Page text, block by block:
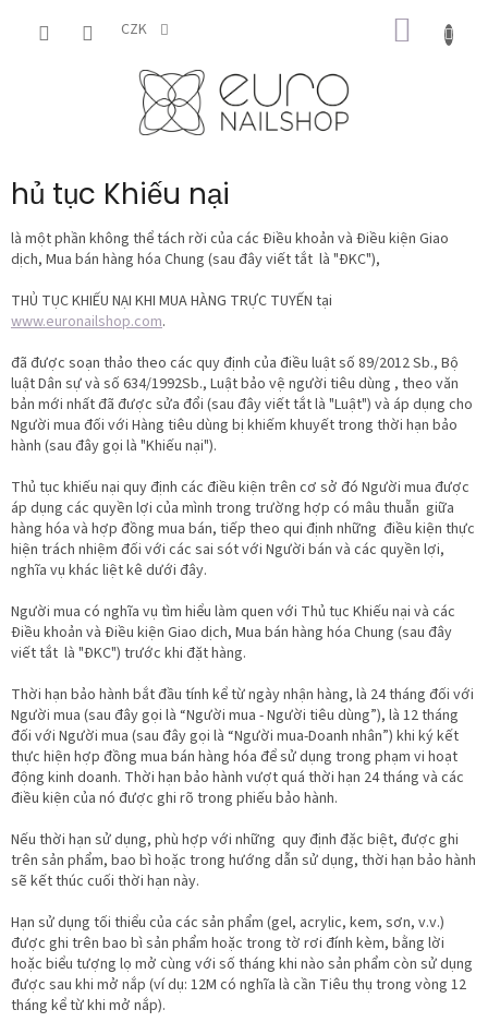
CZK
GIỎ
HÀNG
hủ tục Khiếu nại
là một phần không thể tách rời của các Điều khoản và Điều kiện Giao
dịch, Mua bán hàng hóa Chung (sau đây viết tắt là "ĐKC"),
THỦ TỤC KHIẾU NẠI KHI MUA HÀNG TRỰC TUYẾN tại
www.euronailshop.com.
đã được soạn thảo theo các quy định của điều luật số 89/2012 Sb., Bộ
luật Dân sự và số 634/1992Sb., Luật bảo vệ người tiêu dùng , theo văn
bản mới nhất đã được sửa đổi (sau đây viết tắt là "Luật") và áp dụng cho
Người mua đối với Hàng tiêu dùng bị khiếm khuyết trong thời hạn bảo
hành (sau đây gọi là "Khiếu nại").
Thủ tục khiếu nại quy định các điều kiện trên cơ sở đó Người mua được
áp dụng các quyền lợi của mình trong trường hợp có mâu thuẵn giữa
hàng hóa và hợp đồng mua bán, tiếp theo qui định những điều kiện thực
hiện trách nhiệm đối với các sai sót với Người bán và các quyền lợi,
nghĩa vụ khác liệt kê dưới đây.
Người mua có nghĩa vụ tìm hiểu làm quen với Thủ tục Khiếu nại và các
Điều khoản và Điều kiện Giao dịch, Mua bán hàng hóa Chung (sau đây
viết tắt là "ĐKC") trước khi đặt hàng.
Thời hạn bảo hành bắt đầu tính kể từ ngày nhận hàng, là 24 tháng đối với
Người mua (sau đây gọi là “Người mua - Người tiêu dùng”), là 12 tháng
đối với Người mua (sau đây gọi là “Người mua-Doanh nhân”) khi ký kết
thực hiện hợp đồng mua bán hàng hóa để sử dụng trong phạm vi hoạt
động kinh doanh. Thời hạn bảo hành vượt quá thời hạn 24 tháng và các
điều kiện của nó được ghi rõ trong phiếu bảo hành.
Nếu thời hạn sử dụng, phù hợp với những quy định đặc biệt, được ghi
trên sản phẩm, bao bì hoặc trong hướng dẫn sử dụng, thời hạn bảo hành
sẽ kết thúc cuối thời hạn này.
Hạn sử dụng tối thiểu của các sản phẩm (gel, acrylic, kem, sơn, v.v.)
được ghi trên bao bì sản phẩm hoặc trong tờ rơi đính kèm, bằng lời
hoặc biểu tượng lọ mở cùng với số tháng khi nào sản phẩm còn sử dụng
được sau khi mở nắp (ví dụ: 12M có nghĩa là cần Tiêu thụ trong vòng 12
tháng kể từ khi mở nắp).